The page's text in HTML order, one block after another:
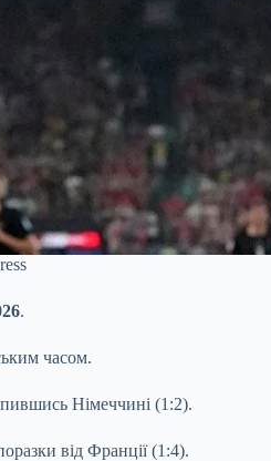
.
часом.
Німеччині (1:2).
від Франції (1:4).